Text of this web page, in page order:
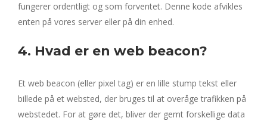
fungerer ordentligt og som forventet. Denne kode afvikles
enten på vores server eller på din enhed.
4. Hvad er en web beacon?
Et web beacon (eller pixel tag) er en lille stump tekst eller
billede på et websted, der bruges til at overåge trafikken på
webstedet. For at gøre det, bliver der gemt forskellige data